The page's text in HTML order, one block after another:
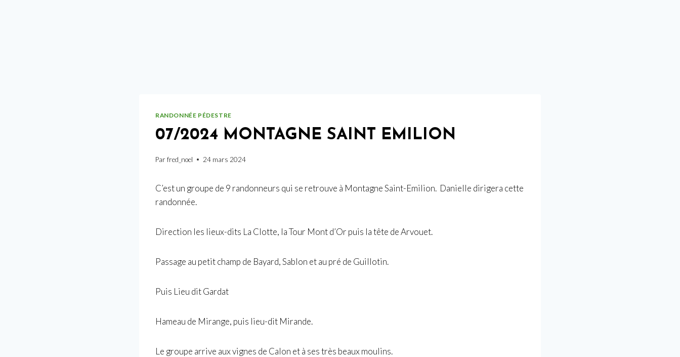
RANDONNÉE PÉDESTRE
07/2024 MONTAGNE SAINT EMILION
Par fred_noel 24 mars 2024
C’est un groupe de 9 randonneurs qui se retrouve à Montagne Saint-Emilion. Danielle dirigera cette
randonnée.
Direction les lieux-dits La Clotte, la Tour Mont d’Or puis la tête de Arvouet.
Passage au petit champ de Bayard, Sablon et au pré de Guillotin.
Puis Lieu dit Gardat
Hameau de Mirange, puis lieu-dit Mirande.
Le groupe arrive aux vignes de Calon et à ses très beaux moulins.